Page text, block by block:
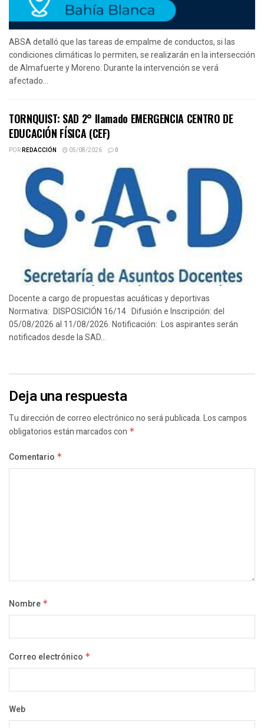
ABSA detalló que las tareas de empalme de conductos, si las
condiciones climáticas lo permiten, se realizarán en la intersección
de Almafuerte y Moreno. Durante la intervención se verá
afectado...
TORNQUIST: SAD 2° llamado EMERGENCIA CENTRO DE
EDUCACIÓN FÍSICA (CEF)
PORREDACCIÓN 05/08/2026 0
Docente a cargo de propuestas acuáticas y deportivas
Normativa: DISPOSICIÓN 16/14 Difusión e Inscripción: del
05/08/2026 al 11/08/2026. Notificación: Los aspirantes serán
notificados desde la SAD...
Deja una respuesta
Tu dirección de correo electrónico no será publicada.Los campos
obligatorios están marcados con *
Comentario *
Nombre *
Correo electrónico *
Web